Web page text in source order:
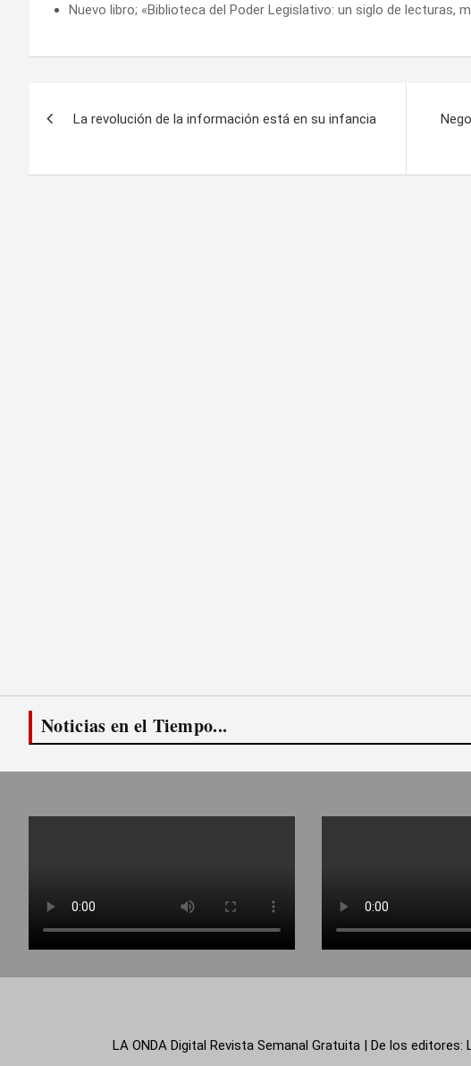
Nuevo libro; «Biblioteca del Poder Legislativo: un siglo de lecturas,
entradas
La revolución de la información está en su infancia
Noticias en el Tiempo...
LA ONDA Digital Revista Semanal Gratuita | De los